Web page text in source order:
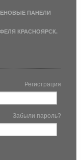
ПАНЕЛИ
КРАСНОЯРСК.
Регистрация
Забыли пароль?